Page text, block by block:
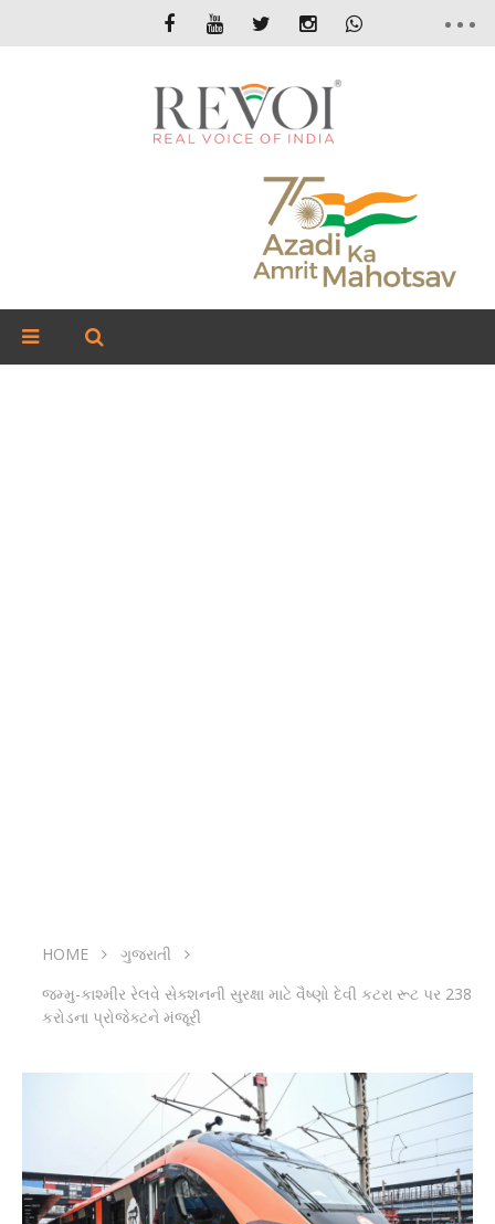
HOME
ગુજરાતી
જમ્મુ-કાશ્મીર રેલવે સેક્શનની સુરક્ષા માટે વૈષ્ણો દેવી કટરા રૂટ પર 238
કરોડના પ્રોજેક્ટને મંજૂરી